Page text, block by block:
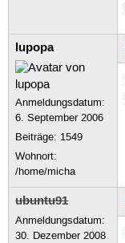
lupopa
Anmeldungsdatum:
6. September 2006
Beiträge: 1549
Wohnort:
/home/micha
ubuntu91
Anmeldungsdatum:
30. Dezember 2008